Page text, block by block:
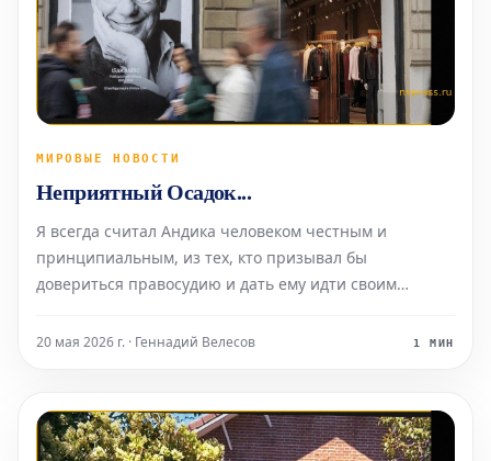
МИРОВЫЕ НОВОСТИ
Неприятный Осадок...
Я всегда считал Андика человеком честным и
принципиальным, из тех, кто призывал бы
довериться правосудию и дать ему идти своим
20 мая 2026 г. · Геннадий Велесов 1 МИН